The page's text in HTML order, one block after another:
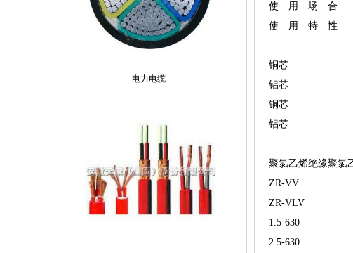
电力电缆
使 用 场 合
使 用 特 性
铜芯
铝芯
铜芯
铝芯
聚氯乙烯绝缘聚氯
ZR-VV
ZR-VLV
1.5-630
2.5-630